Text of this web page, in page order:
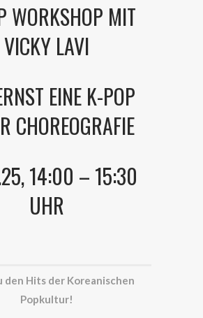
WORKSHOP MIT
VICKY LAVI
EINE K-POP
CHOREOGRAFIE
14:00 – 15:30
UHR
den Hits der Koreanischen
Popkultur!